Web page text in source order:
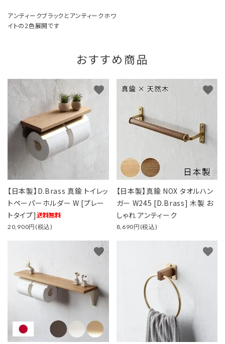
アンティークブラックとアンティークホワ
イトの2色展開です
おすすめ商品
【日本製】D.Brass 真鍮 トイレッ
トペーパーホルダー W [プレー
トタイプ]
20,900円(税込)
favorite
【日本製】真鍮 NOX タオルハン
ガー W245 [D.Brass] 木製 お
しゃれ アンティーク
8,690円(税込)
favorite
favorite favorite